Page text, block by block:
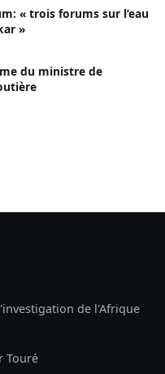
« trois forums sur l’eau
»
du ministre de
de l'Afrique
Touré